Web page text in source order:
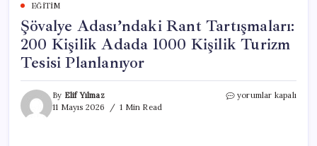
EĞITIM
Şövalye Adası’ndaki Rant Tartışmaları:
200 Kişilik Adada 1000 Kişilik Turizm
Tesisi Planlanıyor
By Elif Yılmaz
11 Mayıs 2026
1 Min Read
Şövalye
yorumlar kapalı